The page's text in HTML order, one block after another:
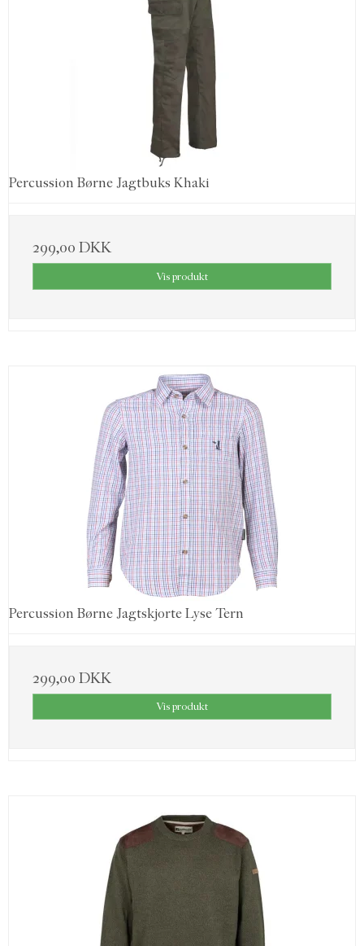
Percussion Børne Jagtbuks Khaki
299,00 DKK
Vis produkt
Percussion Børne Jagtskjorte Lyse Tern
299,00 DKK
Vis produkt